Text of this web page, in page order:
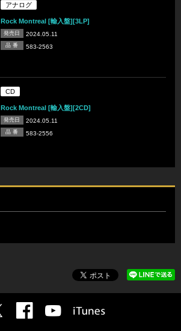
アナログ
Rock Montreal [輸入盤][3LP]
発売日 2024.05.11
品 番 583-2563
CD
Rock Montreal [輸入盤][2CD]
発売日 2024.05.11
品 番 583-2556